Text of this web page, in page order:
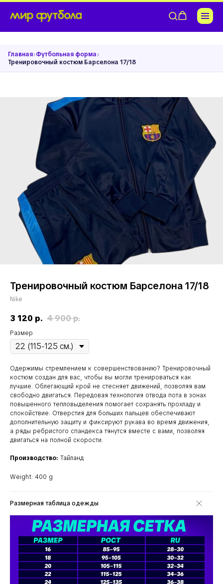
Главная›Футбольная форма›
Тренировочный костюм Барселона 17/18
Тренировочный костюм Барселона 17/18
Nike
3 120 р. 4 900р.
Размер
Одержимы стремлением к совершенствованию? Тренировочный
костюм создан для вас, чтобы вы могли тренироваться как
лучшие. Облегающий крой не стесняет движений, позволяя вам
свободно двигаться. Передовая технология отвода пота в зонах
повышенного тепловыделения помогает сохранять прохладу и
спокойствие. Отверстия для больших пальцев обеспечивают
дополнительную защиту и фиксируют рукава во время движения,
а ряды ребристого спандекса тянутся вместе с вами, позволяя
двигаться на полной скорости.
Производство: Тайланд
Weight: 400 g
Размерная таблица одежды